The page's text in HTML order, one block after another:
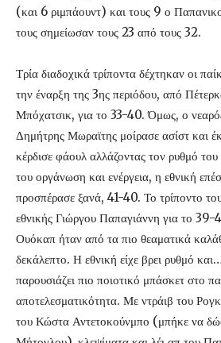
(και 6 ριμπάουντ) και τους 9 ο
τους σημείωσαν τους 23 από τους 32.
Τρία διαδοχικά τρίποντα δέχτηκαν οι
την έναρξη της 3ης περιόδου, από
Μπόχατσικ, για το 33-40. Όμως, ο
Δημήτρης Μωραϊτης μοίρασε ασίστ και
κέρδισε φάουλ αλλάζοντας τον ρυθμό
του οργάνωση και ενέργεια, η εθνική
προσπέρασε ξανά, 41-40. Το τρίποντο
εθνικής Γιώργου Παπαγιάννη για το
Ουόκαπ ήταν από τα πιο θεαματικά
δεκάλεπτο. Η εθνική είχε βρει ρυθμό
παρουσιάζει πιο ποιοτικό μπάσκετ στο
αποτελεσματικότητα. Με ντράιβ του
του Κώστα Αντετοκούνμπο (μπήκε να